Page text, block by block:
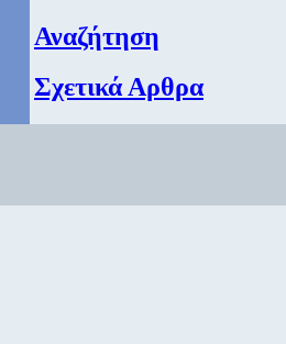
Αναζήτηση
Σχετικά Αρθρα